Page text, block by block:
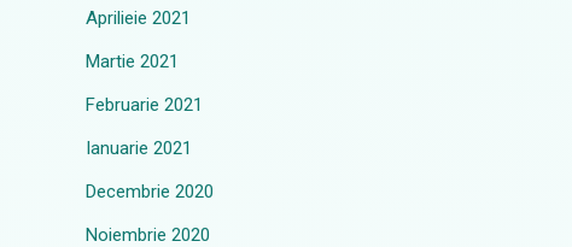
Aprilieie 2021
Martie 2021
Februarie 2021
Ianuarie 2021
Decembrie 2020
Noiembrie 2020